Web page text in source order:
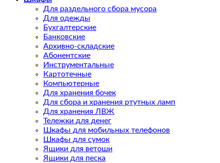
Для раздельного сбора мусора
Для одежды
Бухгалтерские
Банковские
Архивно-складские
Абонентские
Инструментальные
Картотечные
Компьютерные
Для хранения бочек
Для сбора и хранения ртутных ламп
Для хранения ЛВЖ
Тележки для денег
Шкафы для мобильных телефонов
Шкафы для сумок
Ящики для ветоши
Ящики для песка